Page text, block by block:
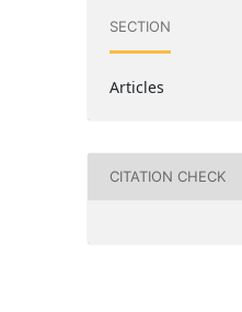
SECTION
Articles
CITATION CHECK